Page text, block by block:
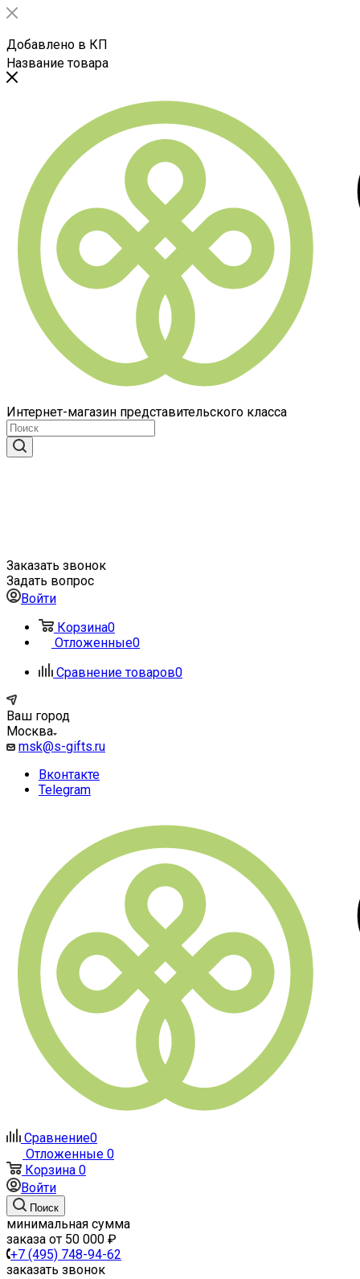
Добавлено в КП
Название товара
Интернет-магазин представительского класса
Заказать звонок
Задать вопрос
Войти
Корзина0
Отложенные0
Сравнение товаров0
Ваш город
Москва
msk@s-gifts.ru
Вконтакте
Telegram
Сравнение0
Отложенные 0
Корзина 0
Войти
Поиск
минимальная сумма
заказа от 50 000 ₽
+7 (495) 748-94-62
заказать звонок